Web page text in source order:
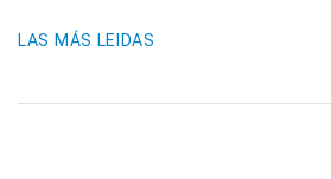
LAS MÁS LEIDAS